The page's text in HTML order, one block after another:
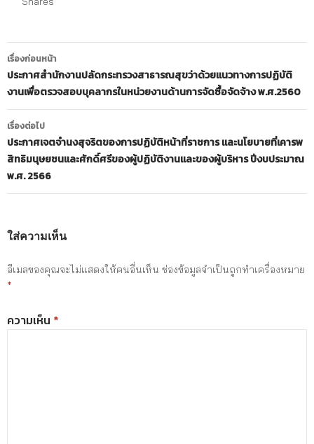
เมนู
นำทาง
เรื่อง
เรื่องก่อนหน้า
ประกาศสำนักงานปลัดกระทรวงสาธารณสุขว่าด้วยแนวทางการปฏิบัติ
งานเพื่อตรวจสอบบุคลากรในหน่วยงานด้านการจัดซื้อจัดจ้าง พ.ศ.2560
เรื่องต่อไป
ประกาศเจตจำนงสุจริตของการปฏิบัติหน้าที่ราชการ และนโยบายที่เคารพ
สิทธิมนุษยชนและศักดิ์ศรีของผู้ปฏิบัติงานและของผู้บริหาร ปีงบประมาณ
พ.ศ. 2566
ใส่ความเห็น
อีเมลของคุณจะไม่แสดงให้คนอื่นเห็น ช่องข้อมูลจำเป็นถูกทำเครื่องหมาย
*
ความเห็น *